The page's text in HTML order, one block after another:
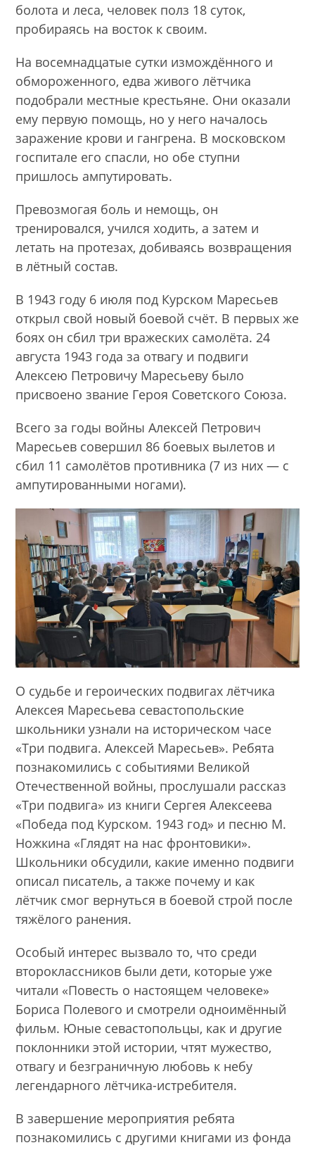
болота и леса, человек полз 18 суток,
пробираясь на восток к своим.
На восемнадцатые сутки измождённого и
обмороженного, едва живого лётчика
подобрали местные крестьяне. Они оказали
ему первую помощь, но у него началось
заражение крови и гангрена. В московском
госпитале его спасли, но обе ступни
пришлось ампутировать.
Превозмогая боль и немощь, он
тренировался, учился ходить, а затем и
летать на протезах, добиваясь возвращения
в лётный состав.
В 1943 году 6 июля под Курском Маресьев
открыл свой новый боевой счёт. В первых же
боях он сбил три вражеских самолёта. 24
августа 1943 года за отвагу и подвиги
Алексею Петровичу Маресьеву было
присвоено звание Героя Советского Союза.
Всего за годы войны Алексей Петрович
Маресьев совершил 86 боевых вылетов и
сбил 11 самолётов противника (7 из них — с
ампутированными ногами).
О судьбе и героических подвигах лётчика
Алексея Маресьева севастопольские
школьники узнали на историческом часе
«Три подвига. Алексей Маресьев». Ребята
познакомились с событиями Великой
Отечественной войны, прослушали рассказ
«Три подвига» из книги Сергея Алексеева
«Победа под Курском. 1943 год» и песню М.
Ножкина «Глядят на нас фронтовики».
Школьники обсудили, какие именно подвиги
описал писатель, а также почему и как
лётчик смог вернуться в боевой строй после
тяжёлого ранения.
Особый интерес вызвало то, что среди
второклассников были дети, которые уже
читали «Повесть о настоящем человеке»
Бориса Полевого и смотрели одноимённый
фильм. Юные севастопольцы, как и другие
поклонники этой истории, чтят мужество,
отвагу и безграничную любовь к небу
легендарного лётчика-истребителя.
В завершение мероприятия ребята
познакомились с другими книгами из фонда